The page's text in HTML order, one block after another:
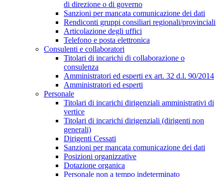
di direzione o di governo
Sanzioni per mancata comunicazione dei dati
Rendiconti gruppi consiliari regionali/provinciali
Articolazione degli uffici
Telefono e posta elettronica
Consulenti e collaboratori
Titolari di incarichi di collaborazione o
consulenza
Amministratori ed esperti ex art. 32 d.l. 90/2014
Amministratori ed esperti
Personale
Titolari di incarichi dirigenziali amministrativi di
vertice
Titolari di incarichi dirigenziali (dirigenti non
generali)
Dirigenti Cessati
Sanzioni per mancata comunicazione dei dati
Posizioni organizzative
Dotazione organica
Personale non a tempo indeterminato